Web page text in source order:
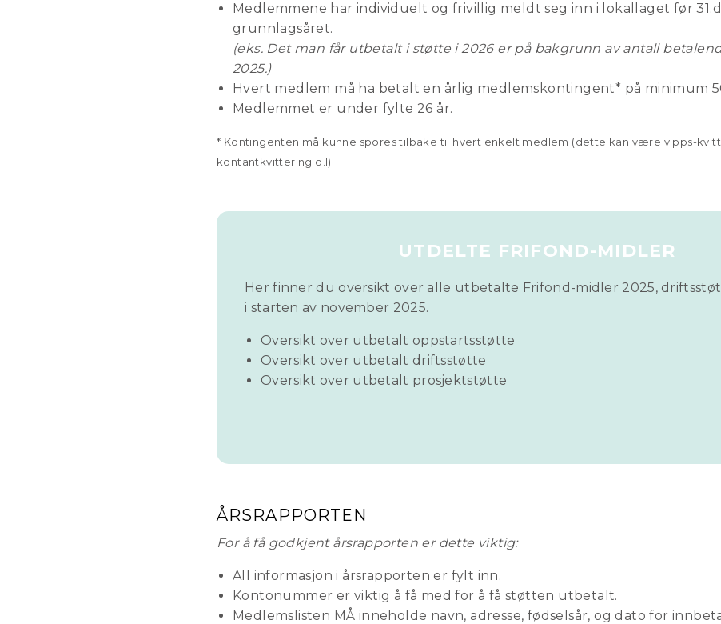
Medlemmene har individuelt og frivillig meldt seg inn i lokallaget før
grunnlagsåret.
(eks. Det man får utbetalt i støtte i 2026 er på bakgrunn av antall
2025.)
Hvert medlem må ha betalt en årlig medlemskontingent* på minimum
Medlemmet er under fylte 26 år.
* Kontingenten må kunne spores tilbake til hvert enkelt medlem (dette kan være vipps-
kontantkvittering o.l)
UTDELTE FRIFOND-MIDLER
Her finner du oversikt over alle utbetalte Frifond-midler 2025,
i starten av november 2025.
Oversikt over utbetalt oppstartsstøtte
Oversikt over utbetalt driftsstøtte
Oversikt over utbetalt prosjektstøtte
ÅRSRAPPORTEN
For å få godkjent årsrapporten er dette viktig:
All informasjon i årsrapporten er fylt inn.
Kontonummer er viktig å få med for å få støtten utbetalt.
Medlemslisten MÅ inneholde navn, adresse, fødselsår, og dato for